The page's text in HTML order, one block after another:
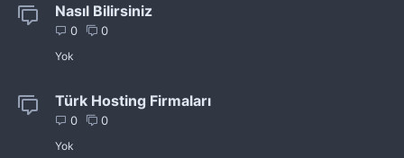
Nasıl Bilirsiniz
0 0
Yok
Türk Hosting Firmaları
0 0
Yok